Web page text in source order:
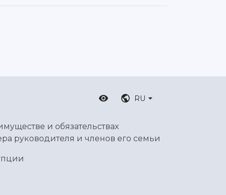
RU
и обязательствах
руководителя и членов его семьи